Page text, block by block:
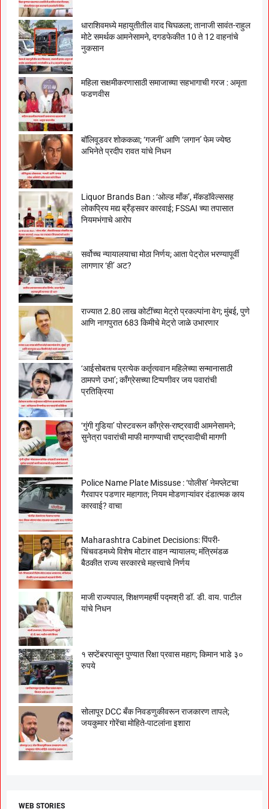
धाराशिवमध्ये महायुतीतील वाद चिघळला; तानाजी सावंत-राहुल
मोटे समर्थक आमनेसामने, दगडफेकीत 10 ते 12 वाहनांचे
नुकसान
महिला सक्षमीकरणासाठी समाजाच्या सहभागाची गरज : अमृता
फडणवीस
बॉलिवूडवर शोककळा; ‘गजनी’ आणि ‘लगान’ फेम ज्येष्ठ
अभिनेते प्रदीप रावत यांचे निधन
Liquor Brands Ban : ‘ओल्ड मॉंक’, मॅकडॉवेल्ससह
लोकप्रिय मद्य ब्रँड्सवर कारवाई; FSSAI च्या तपासात
नियमभंगाचे आरोप
सर्वोच्च न्यायालयाचा मोठा निर्णय; आता पेट्रोल भरण्यापूर्वी
लागणार ‘ही’ अट?
राज्यात 2.80 लाख कोटींच्या मेट्रो प्रकल्पांना वेग; मुंबई, पुणे
आणि नागपुरात 683 किमीचे मेट्रो जाळे उभारणार
‘आईसोबतच प्रत्येक कर्तृत्ववान महिलेच्या सन्मानासाठी
ठामपणे उभा’; काँग्रेसच्या टिप्पणीवर जय पवारांची
प्रतिक्रिया
‘गुंगी गुडिया’ पोस्टवरून काँग्रेस-राष्ट्रवादी आमनेसामने;
सुनेत्रा पवारांची माफी मागण्याची राष्ट्रवादीची मागणी
Police Name Plate Missuse : ‘पोलीस’ नेमप्लेटचा
गैरवापर पडणार महागात; नियम मोडणाऱ्यांवर दंडात्मक काय
कारवाई? वाचा
Maharashtra Cabinet Decisions: पिंपरी-
चिंचवडमध्ये विशेष मोटार वाहन न्यायालय; मंत्रिमंडळ
बैठकीत राज्य सरकारचे महत्त्वाचे निर्णय
माजी राज्यपाल, शिक्षणमहर्षी पद्मश्री डॉ. डी. वाय. पाटील
यांचे निधन
१ सप्टेंबरपासून पुण्यात रिक्षा प्रवास महाग; किमान भाडे ३०
रुपये
सोलापूर DCC बँक निवडणुकीवरून राजकारण तापले;
जयकुमार गोरेंचा मोहिते-पाटलांना इशारा
WEB STORIES